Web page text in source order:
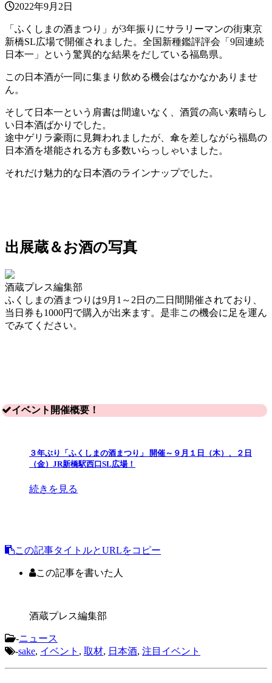
2022年9月2日
「ふくしまの酒まつり」が3年振りにサラリーマンの街東京
新橋SL広場で開催されました。全国新種鑑評評会「9回連続
日本一」という驚異的な結果をだしている福島県。
この日本酒が一同に集まり飲める機会はなかなかありませ
ん。
そして日本一という肩書は間違いなく、酒質の高い素晴らし
い日本酒ばかりでした。
途中ゲリラ豪雨に見舞われましたが、傘を差しながら福島の
日本酒を堪能される方も多数いらっしゃいました。
それだけ魅力的な日本酒のラインナップでした。
出展蔵＆お酒の写真
酒蔵プレス編集部
ふくしまの酒まつりは9月1～2日の二日間開催されており、
当日券も1000円で購入が出来ます。是非この機会に足を運ん
でみてください。
イベント開催概要！
３年ぶり「ふくしまの酒まつり」 開催～９月１日（木）、２日
（金）JR新橋駅西口SL広場！
続きを見る
この記事タイトルとURLをコピー
この記事を書いた人
酒蔵プレス編集部
-ニュース
-sake, イベント , 取材, 日本酒, 注目イベント